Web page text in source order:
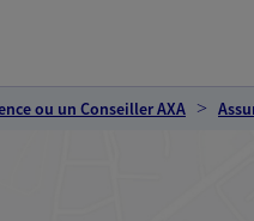
ou un Conseiller AXA